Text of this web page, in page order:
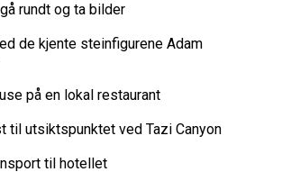
rundt og ta bilder
de kjente steinfigurene Adam
på en lokal restaurant
til utsiktspunktet ved Tazi Canyon
til hotellet